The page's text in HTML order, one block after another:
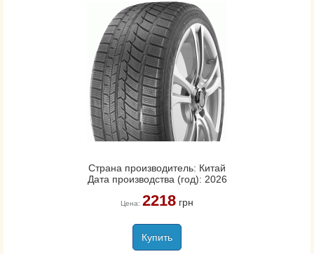
Страна производитель: Китай
Дата производства (год): 2026
Цена: 2218грн
Купить